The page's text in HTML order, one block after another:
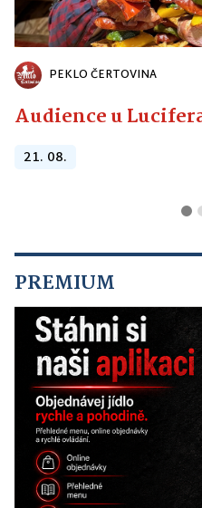
PEKLO ČERTOVINA
Audience u
21. 08.
PREMIUM